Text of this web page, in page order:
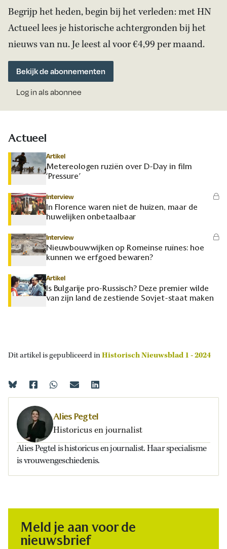
Begrijp het heden, begin bij het verleden: met HN
Actueel lees je historische achtergronden bij het
nieuws van nu. Je leest al voor €4,99 per maand.
Bekijk de abonnementen
Log in als abonnee
Actueel
Artikel
Metereologen ruziën over D-Day in film
‘Pressure’
Interview
In Florence waren niet de huizen, maar de
huwelijken onbetaalbaar
Interview
Nieuwbouwwijken op Romeinse ruïnes: hoe
kunnen we erfgoed bewaren?
Artikel
Is Bulgarije pro-Russisch? Deze premier wilde
van zijn land de zestiende Sovjet-staat maken
Dit artikel is gepubliceerd inHistorisch Nieuwsblad 1 - 2024
Alies Pegtel
Historicus en journalist
Alies Pegtel is historicus en journalist. Haar specialisme
is vrouwengeschiedenis.
Meld je aan voor de
nieuwsbrief